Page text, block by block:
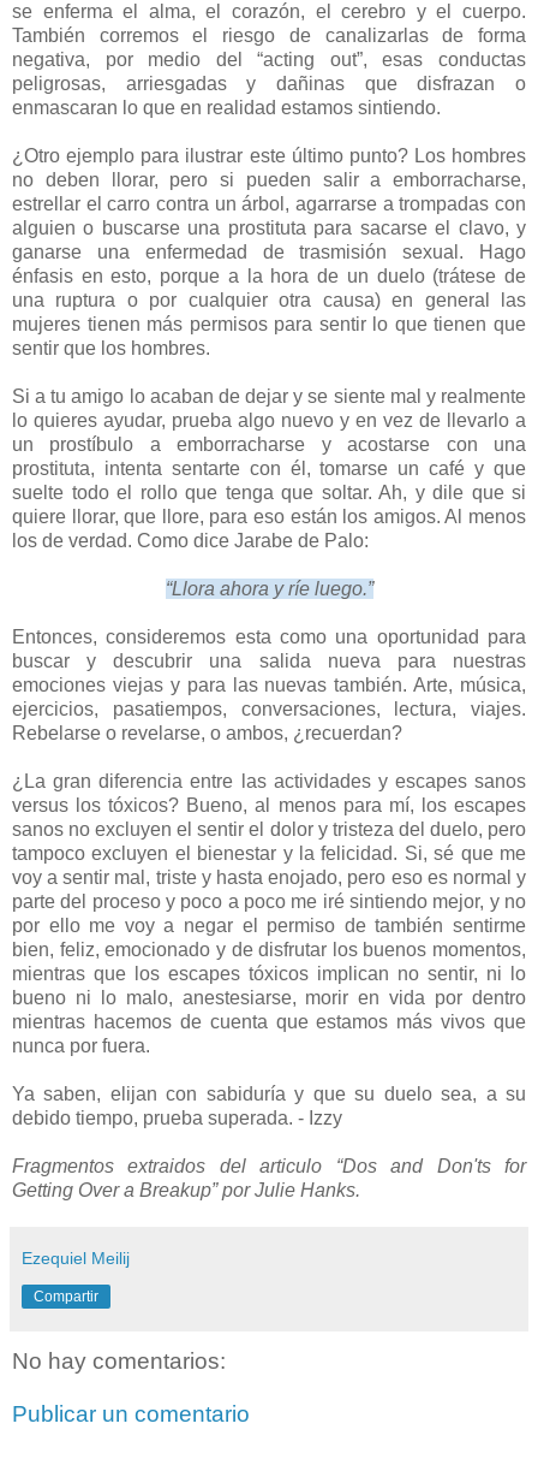
se enferma el alma, el corazón, el cerebro y el cuerpo.
También corremos el riesgo de canalizarlas de forma
negativa, por medio del “acting out”, esas conductas
peligrosas, arriesgadas y dañinas que disfrazan o
enmascaran lo que en realidad estamos sintiendo.
¿Otro ejemplo para ilustrar este último punto? Los hombres
no deben llorar, pero si pueden salir a emborracharse,
estrellar el carro contra un árbol, agarrarse a trompadas con
alguien o buscarse una prostituta para sacarse el clavo, y
ganarse una enfermedad de trasmisión sexual. Hago
énfasis en esto, porque a la hora de un duelo (trátese de
una ruptura o por cualquier otra causa) en general las
mujeres tienen más permisos para sentir lo que tienen que
sentir que los hombres.
Si a tu amigo lo acaban de dejar y se siente mal y realmente
lo quieres ayudar, prueba algo nuevo y en vez de llevarlo a
un prostíbulo a emborracharse y acostarse con una
prostituta, intenta sentarte con él, tomarse un café y que
suelte todo el rollo que tenga que soltar. Ah, y dile que si
quiere llorar, que llore, para eso están los amigos. Al menos
los de verdad. Como dice Jarabe de Palo:
“Llora ahora y ríe luego.”
Entonces, consideremos esta como una oportunidad para
buscar y descubrir una salida nueva para nuestras
emociones viejas y para las nuevas también. Arte, música,
ejercicios, pasatiempos, conversaciones, lectura, viajes.
Rebelarse o revelarse, o ambos, ¿recuerdan?
¿La gran diferencia entre las actividades y escapes sanos
versus los tóxicos? Bueno, al menos para mí, los escapes
sanos no excluyen el sentir el dolor y tristeza del duelo, pero
tampoco excluyen el bienestar y la felicidad. Si, sé que me
voy a sentir mal, triste y hasta enojado, pero eso es normal y
parte del proceso y poco a poco me iré sintiendo mejor, y no
por ello me voy a negar el permiso de también sentirme
bien, feliz, emocionado y de disfrutar los buenos momentos,
mientras que los escapes tóxicos implican no sentir, ni lo
bueno ni lo malo, anestesiarse, morir en vida por dentro
mientras hacemos de cuenta que estamos más vivos que
nunca por fuera.
Ya saben, elijan con sabiduría y que su duelo sea, a su
debido tiempo, prueba superada. - Izzy
Fragmentos extraidos del articulo “Dos and Don'ts for
Getting Over a Breakup” por Julie Hanks.
Ezequiel Meilij
Compartir
No hay comentarios:
Publicar un comentario